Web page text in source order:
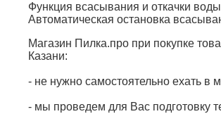
Функция всасывания и откачки
Автоматическая остановка
Магазин Пилка.про при покупке
Казани:
- не нужно самостоятельно ехать в
- мы проведем для Вас подготовку